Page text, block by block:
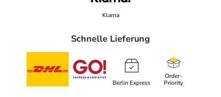
elektronische Adresse: www.bioderma.de
Angaben gem. EU-Produktsicherheitsverordnung (GPSR)
anzeigen
Klarna
Schnelle Lieferung
Berlin Express
Order-
Priority